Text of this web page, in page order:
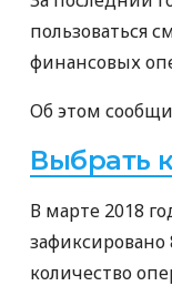
пользоваться
финансовых
Об этом
Выбрать
В марте 2018
зафиксировано
количество